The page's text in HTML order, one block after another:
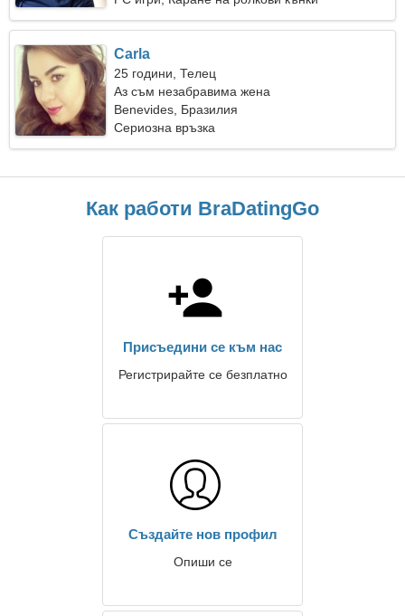
Carla
25 години, Телец
Аз съм незабравима жена
Benevides, Бразилия
Сериозна връзка
Как работи BraDatingGo
Присъедини се към нас
Регистрирайте се безплатно
Създайте нов профил
Опиши се